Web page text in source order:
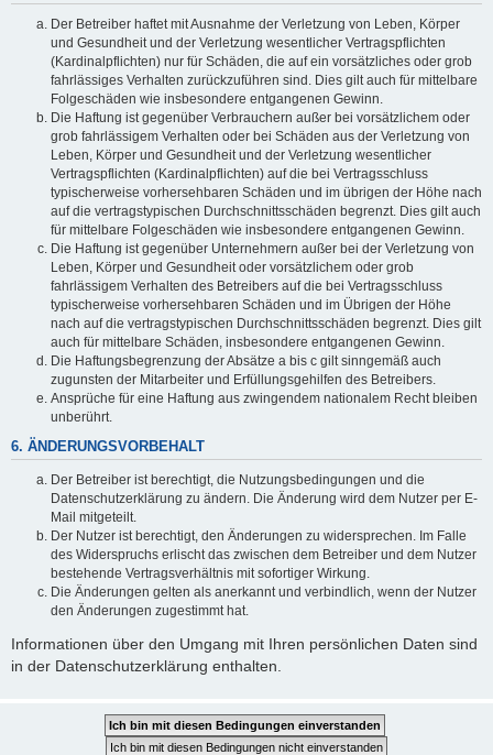
Der Betreiber haftet mit Ausnahme der Verletzung von Leben, Körper
und Gesundheit und der Verletzung wesentlicher Vertragspflichten
(Kardinalpflichten) nur für Schäden, die auf ein vorsätzliches oder grob
fahrlässiges Verhalten zurückzuführen sind. Dies gilt auch für mittelbare
Folgeschäden wie insbesondere entgangenen Gewinn.
Die Haftung ist gegenüber Verbrauchern außer bei vorsätzlichem oder
grob fahrlässigem Verhalten oder bei Schäden aus der Verletzung von
Leben, Körper und Gesundheit und der Verletzung wesentlicher
Vertragspflichten (Kardinalpflichten) auf die bei Vertragsschluss
typischerweise vorhersehbaren Schäden und im übrigen der Höhe nach
auf die vertragstypischen Durchschnittsschäden begrenzt. Dies gilt auch
für mittelbare Folgeschäden wie insbesondere entgangenen Gewinn.
Die Haftung ist gegenüber Unternehmern außer bei der Verletzung von
Leben, Körper und Gesundheit oder vorsätzlichem oder grob
fahrlässigem Verhalten des Betreibers auf die bei Vertragsschluss
typischerweise vorhersehbaren Schäden und im Übrigen der Höhe
nach auf die vertragstypischen Durchschnittsschäden begrenzt. Dies gilt
auch für mittelbare Schäden, insbesondere entgangenen Gewinn.
Die Haftungsbegrenzung der Absätze a bis c gilt sinngemäß auch
zugunsten der Mitarbeiter und Erfüllungsgehilfen des Betreibers.
Ansprüche für eine Haftung aus zwingendem nationalem Recht bleiben
unberührt.
6. ÄNDERUNGSVORBEHALT
Der Betreiber ist berechtigt, die Nutzungsbedingungen und die
Datenschutzerklärung zu ändern. Die Änderung wird dem Nutzer per E-
Mail mitgeteilt.
Der Nutzer ist berechtigt, den Änderungen zu widersprechen. Im Falle
des Widerspruchs erlischt das zwischen dem Betreiber und dem Nutzer
bestehende Vertragsverhältnis mit sofortiger Wirkung.
Die Änderungen gelten als anerkannt und verbindlich, wenn der Nutzer
den Änderungen zugestimmt hat.
Informationen über den Umgang mit Ihren persönlichen Daten sind
in der Datenschutzerklärung enthalten.